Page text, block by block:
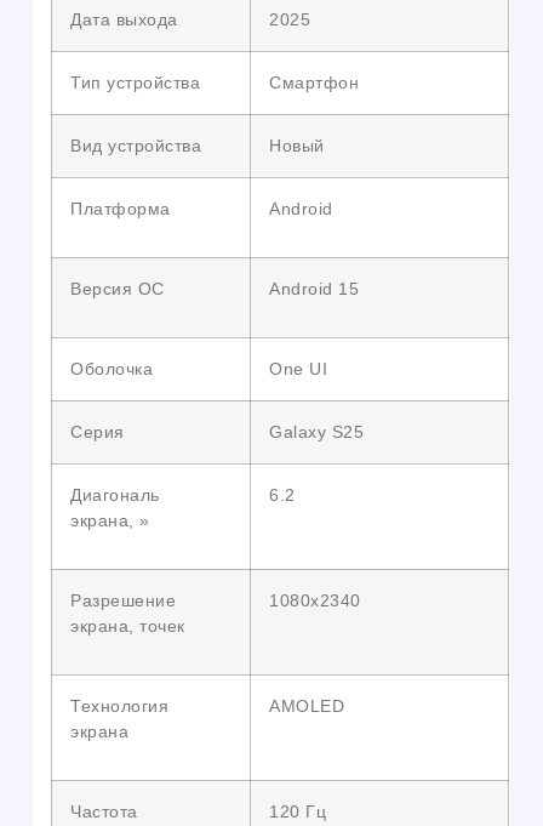
Дата выхода 2025
Тип устройства Смартфон
Вид устройства Новый
Платформа Android
Версия ОС Android 15
Оболочка One UI
Серия Galaxy S25
Диагональ
экрана, »
6.2
Разрешение
экрана, точек
1080х2340
Технология
экрана
AMOLED
Частота
120 Гц